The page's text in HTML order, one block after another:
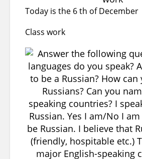
Оборудование: компьютер,
презентация и конспект,
Описание технологий
Информационно-
Здоровьесберегающие
1) Understood theme of the
2)Answered on the teacher’s
3) Used correct sentences
Today is the 6 th of December
Class work